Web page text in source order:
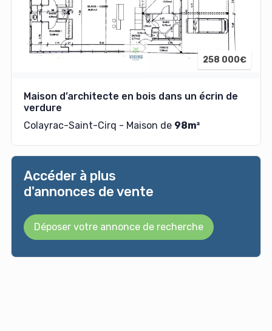
258 000€
Maison d’architecte en bois dans un écrin de
verdure
Colayrac-Saint-Cirq - Maison de 98m²
Accéder à plus
d'annonces de vente
Déposer votre annonce de recherche